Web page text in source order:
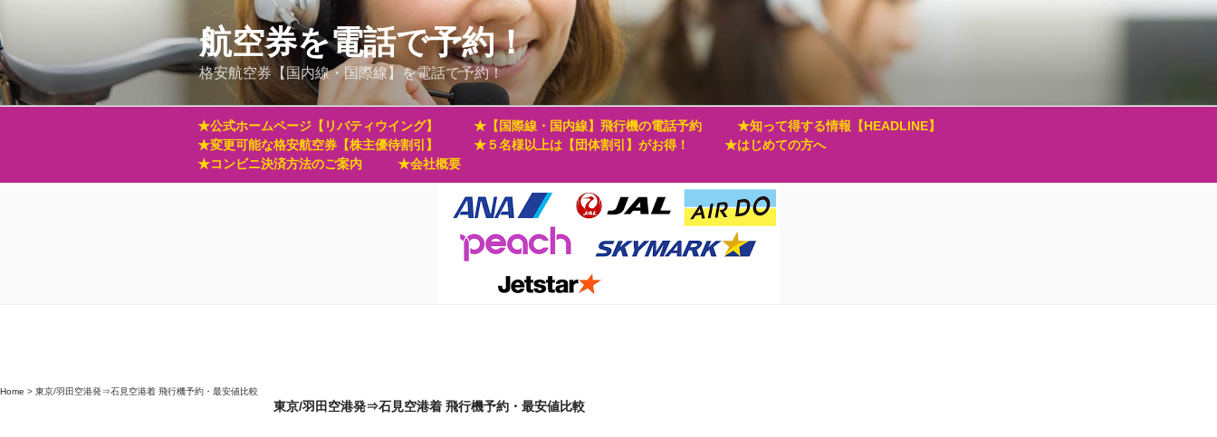
ン
テ
ン
ツ
ッ
航空券を電話で予約！
格安航空券【国内線・国際線】を電話で予約！
★公式ホームページ【リバティウイング】 ★【国際線・国内線】飛行機の電話予約
★知って得する情報【HEADLINE】
★変更可能な格安航空券【株主優待割引】
★５名様以上は【団体割引】がお得！
★はじめての方へ
★コンビニ決済方法のご案内
★会社概要
Home > 東京/羽田空港発⇒石見空港着 飛行機予約・最安値比較
東京/羽田空港発⇒石見空港着 飛行機予約・最安値比較